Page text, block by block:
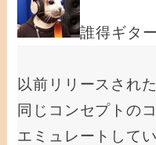
誰得ギター
以前リリースされた
同じコンセプトのコ
エミュレートして